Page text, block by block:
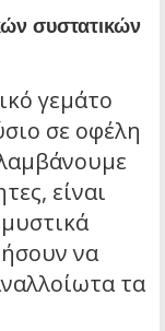
συστατικών
γεμάτο
σε οφέλη
είναι
να
τα